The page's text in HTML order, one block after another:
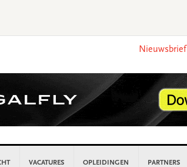
Nieuwsbrief
VACATURES OPLEIDINGEN PARTNERS